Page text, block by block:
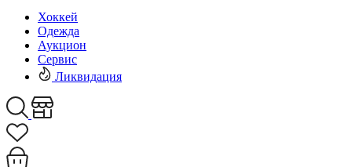
Хоккей
Одежда
Аукцион
Сервис
Ликвидация